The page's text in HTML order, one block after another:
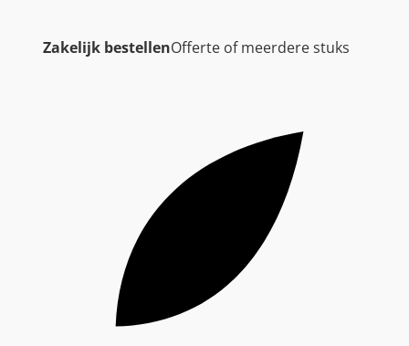
Zakelijk bestellenOfferte of meerdere stuks